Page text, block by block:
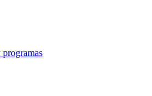
programas